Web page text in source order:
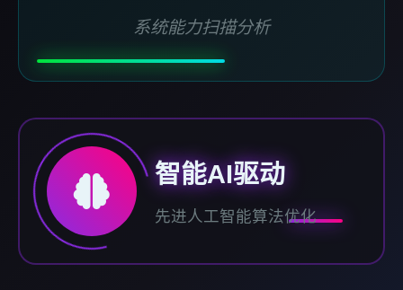
系统能力扫描分析
智能AI驱动
先进人工智能算法优化